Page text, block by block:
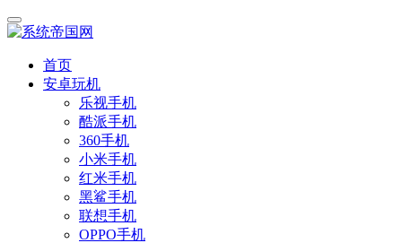
首页
安卓玩机
乐视手机
酷派手机
360手机
小米手机
红米手机
黑鲨手机
联想手机
OPPO手机